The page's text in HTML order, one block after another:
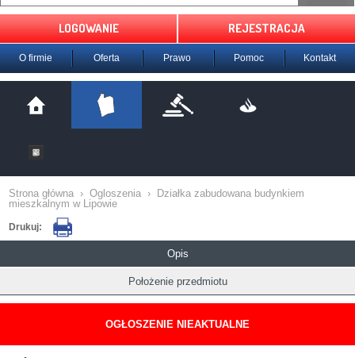
LOGOWANIE REJESTRACJA
O firmie Oferta Prawo Pomoc Kontakt
Strona główna › Ogloszenia ›
Działka zabudowana budynkiem
mieszkalnym w Lipowie
Drukuj:
Opis
Położenie przedmiotu
OGŁOSZENIE NIEAKTUALNE